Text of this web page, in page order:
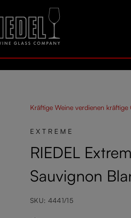
Kräftige Weine verdienen kräftige
EXTREME
RIEDEL
Sauvignon
SKU: 4441/15